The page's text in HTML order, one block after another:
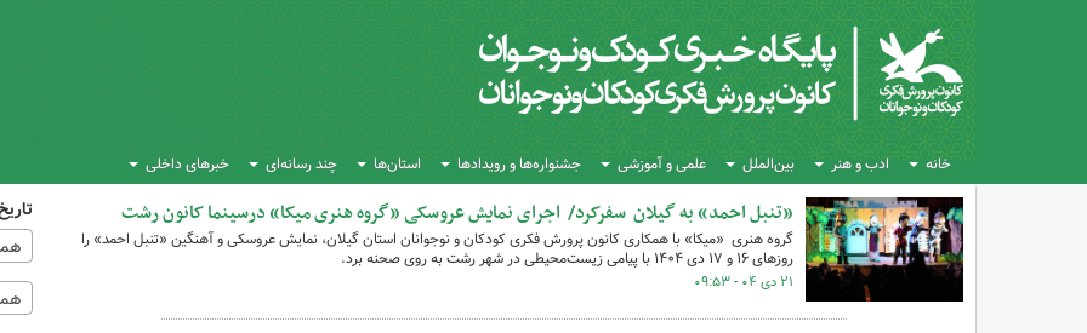
خانه ادب و هنر بین‌الملل علمی و آموزشی جشنواره‌ها و رویدادها استان‌ها چند رسانه‌ای خبرهای داخلی
«تنبل احمد» به گیلان سفرکرد/ اجرای نمایش عروسکی «گروه هنری میکا» درسینما ‌کانون رشت
گروه هنری «میکا» با همکاری کانون پرورش فکری کودکان و نوجوانان استان گیلان، نمایش عروسکی و آهنگین «تنبل احمد» را
روزهای ۱۶ و ۱۷ دی ۱۴۰۴ با پیامی زیست‌محیطی در شهر رشت به روی صحنه برد.
۲۱ دی ۰۴ - ۰۹:۵۳